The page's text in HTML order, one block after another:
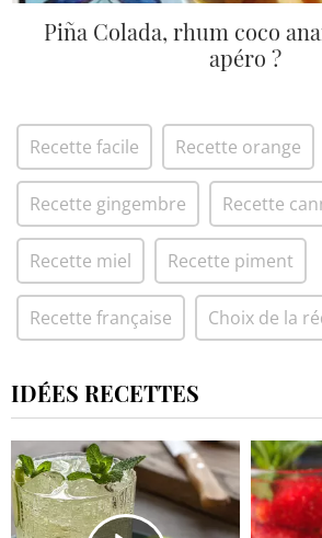
Piña Colada, rhum coco
apéro ?
Recette facile Recette orange
Recette gingembre Recette
Recette miel Recette piment
Recette française Choix de la
IDÉES RECETTES